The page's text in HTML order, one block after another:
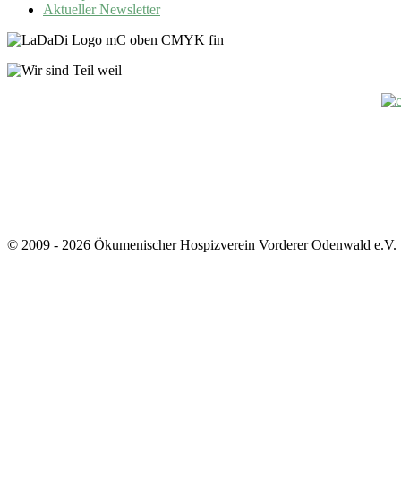
Aktueller Newsletter
© 2009 - 2026 Ökumenischer Hospizverein Vorderer Odenwald e.V.